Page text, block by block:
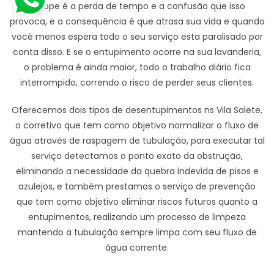
entope é a perda de tempo e a confusão que isso
provoca, e a consequência é que atrasa sua vida e quando
você menos espera todo o seu serviço esta paralisado por
conta disso. E se o entupimento ocorre na sua lavanderia,
o problema é ainda maior, todo o trabalho diário fica
interrompido, correndo o risco de perder seus clientes.
Oferecemos dois tipos de desentupimentos ns Vila Salete,
o corretivo que tem como objetivo normalizar o fluxo de
água através de raspagem de tubulação, para executar tal
serviço detectamos o ponto exato da obstrução,
eliminando a necessidade da quebra indevida de pisos e
azulejos, e também prestamos o serviço de prevenção
que tem como objetivo eliminar riscos futuros quanto a
entupimentos, realizando um processo de limpeza
mantendo a tubulação sempre limpa com seu fluxo de
água corrente.